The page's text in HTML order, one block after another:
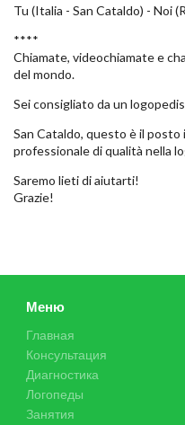
Tu (Italia - San Cataldo) - Noi
****
Chiamate, videochiamate e
del mondo.
Sei consigliato da un
San Cataldo, questo è il
professionale di qualità nella
Saremo lieti di aiutarti!
Grazie!
Меню
Главная
Консультация
Диагностика
Логопеды
Занятия